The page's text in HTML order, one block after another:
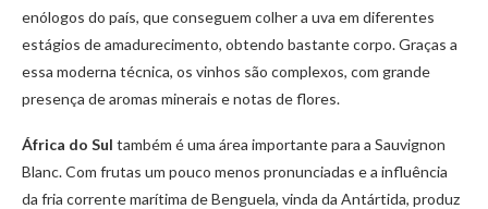
enólogos do país, que conseguem colher a uva em diferentes
estágios de amadurecimento, obtendo bastante corpo. Graças a
essa moderna técnica, os vinhos são complexos, com grande
presença de aromas minerais e notas de flores.
África do Sul também é uma área importante para a Sauvignon
Blanc. Com frutas um pouco menos pronunciadas e a influência
da fria corrente marítima de Benguela, vinda da Antártida, produz